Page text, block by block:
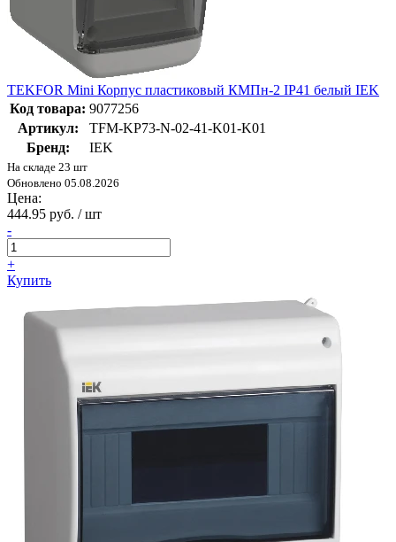
TEKFOR Mini Корпус пластиковый КМПн-2 IP41 белый IEK
Код товара: 9077256
Артикул:
TFM-KP73-N-02-41-K01-K01
Бренд:
IEK
На складе 23 шт
Обновлено 05.08.2026
Цена:
444.95 руб. / шт
-
+
Купить